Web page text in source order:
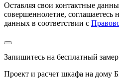
Оставляя свои контактные
совершеннолетие, соглашаетесь
данных в соответствии с
Запишитесь на бесплатный замер
Проект и расчет шкафа на